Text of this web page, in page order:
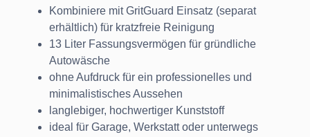
Kombiniere mit GritGuard Einsatz (separat
erhältlich) für kratzfreie Reinigung
13 Liter Fassungsvermögen für gründliche
Autowäsche
ohne Aufdruck für ein professionelles und
minimalistisches Aussehen
langlebiger, hochwertiger Kunststoff
ideal für Garage, Werkstatt oder unterwegs